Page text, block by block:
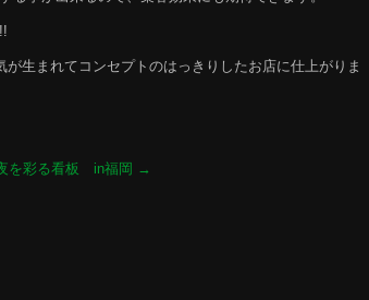
生まれてコンセプトのはっきりしたお店に仕上がりま
を彩る看板 in福岡 →